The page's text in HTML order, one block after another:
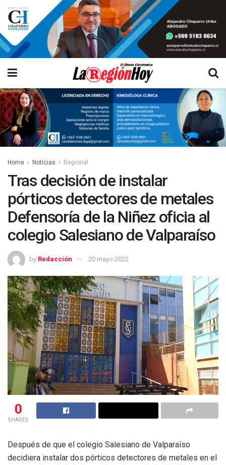
Home Noticias Regional
Tras decisión de instalar
pórticos detectores de metales
Defensoría de la Niñez oficia al
colegio Salesiano de Valparaíso
by Redacción 20 mayo 2022
0
SHARES
Después de que el colegio Salesiano de Valparaíso
decidiera instalar dos pórticos detectores de metales en el